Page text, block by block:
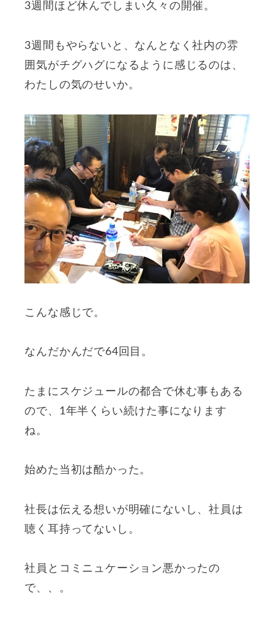
3週間ほど休んでしまい久々の開催。
3週間もやらないと、なんとなく社内の雰
囲気がチグハグになるように感じるのは、
わたしの気のせいか。
こんな感じで。
なんだかんだで64回目。
たまにスケジュールの都合で休む事もある
ので、1年半くらい続けた事になります
ね。
始めた当初は酷かった。
社長は伝える想いが明確にないし、社員は
聴く耳持ってないし。
社員とコミニュケーション悪かったの
で、、。